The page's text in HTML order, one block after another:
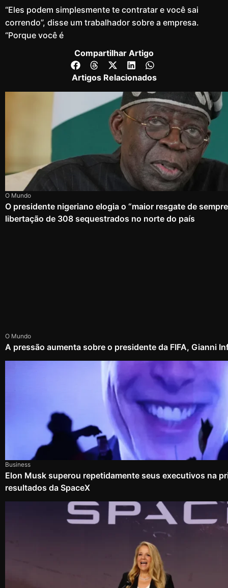
“Eles podem simplesmente te contratar e você sai
correndo”, disse um trabalhador sobre a empresa.
“Porque você é
Compartilhar Artigo
Artigos Relacionados
O Mundo
O presidente nigeriano elogia o “maior resgate de
libertação de 308 sequestrados no norte do país
O Mundo
A pressão aumenta sobre o presidente da FIFA, Gianni
Business
Elon Musk superou repetidamente seus executivos na
resultados da SpaceX